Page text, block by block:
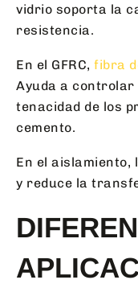
vidrio soporta la
resistencia.
En el GFRC, fibra
Ayuda a controlar
tenacidad de los
cemento.
En el
y reduce la